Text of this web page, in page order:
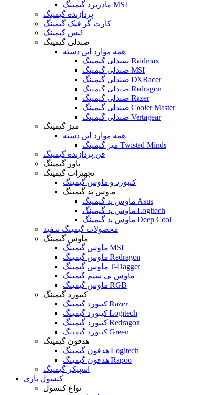
مادربرد گیمینگ MSI
پردازنده گیمینگ
کارت گرافیک گیمینگ
کیس گیمینگ
صندلی گیمینگ
همه موارد این دسته
صندلی گیمینگ Raidmax
صندلی گیمینگ MSI
صندلی گیمینگ DXRacer
صندلی گیمینگ Redragon
صندلی گیمینگ Razer
صندلی گیمینگ Cooler Master
صندلی گیمینگ Vertagear
میز گیمینگ
همه موارد این دسته
میز گیمینگ Twisted Minds
فن پردازنده گیمینگ
پاور گیمینگ
تجهیزات گیمینگ
کیبورد و ماوس گیمینگ
ماوس پد گیمینگ
ماوس پد گیمینگ Asus
ماوس پد گیمینگ Logitech
ماوس پد گیمینگ Deep Cool
محصولات گیمینگ سفید
ماوس گیمینگ
ماوس گیمینگ MSI
ماوس گیمینگ Redragon
ماوس گیمینگ T-Dagger
ماوس بی سیم گیمینگ
ماوس گیمینگ RGB
کیبورد گیمینگ
کیبورد گیمینگ Razer
کیبورد گیمینگ Logitech
کیبورد گیمینگ Redragon
کیبورد گیمینگ Green
هدفون گیمینگ
هدفون گیمینگ Logitech
هدفون گیمینگ Rapoo
اسپیکر گیمینگ
کنسول بازی
انواع کنسول